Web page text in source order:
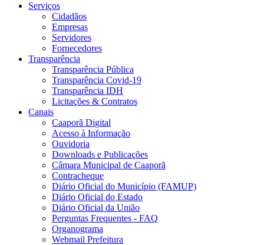
Serviços
Cidadãos
Empresas
Servidores
Fornecedores
Transparência
Transparência Pública
Transparência Covid-19
Transparência IDH
Licitações & Contratos
Canais
Caaporã Digital
Acesso à Informação
Ouvidoria
Downloads e Publicações
Câmara Municipal de Caaporã
Contracheque
Diário Oficial do Município (FAMUP)
Diário Oficial do Estado
Diário Oficial da União
Perguntas Frequentes - FAQ
Organograma
Webmail Prefeitura